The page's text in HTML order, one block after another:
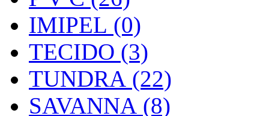
IMIPEL (0)
TECIDO (3)
TUNDRA (22)
SAVANNA (8)